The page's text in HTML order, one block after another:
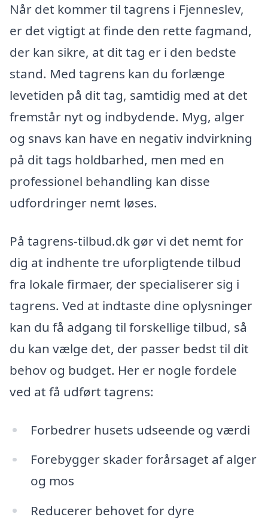
Når det kommer til tagrens i Fjenneslev,
er det vigtigt at finde den rette fagmand,
der kan sikre, at dit tag er i den bedste
stand. Med tagrens kan du forlænge
levetiden på dit tag, samtidig med at det
fremstår nyt og indbydende. Myg, alger
og snavs kan have en negativ indvirkning
på dit tags holdbarhed, men med en
professionel behandling kan disse
udfordringer nemt løses.
På tagrens-tilbud.dk gør vi det nemt for
dig at indhente tre uforpligtende tilbud
fra lokale firmaer, der specialiserer sig i
tagrens. Ved at indtaste dine oplysninger
kan du få adgang til forskellige tilbud, så
du kan vælge det, der passer bedst til dit
behov og budget. Her er nogle fordele
ved at få udført tagrens:
Forbedrer husets udseende og værdi
Forebygger skader forårsaget af alger
og mos
Reducerer behovet for dyre